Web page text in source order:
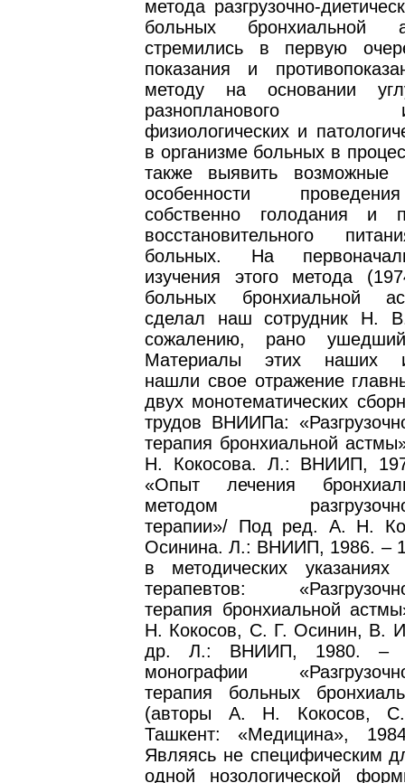
метода разгрузочно-
больных бронхиальной
стремились в первую
показания и
методу на основании
разнопланового
физиологических и
в организме больных в
также выявить возможные
особенности
собственно голодания и
восстановительного
больных. На
изучения этого метода
больных бронхиальной
сделал наш сотрудник Н.
сожалению, рано
Материалы этих наших
нашли свое отражение
двух монотематических
трудов ВНИИПа:
терапия бронхиальной
Н. Кокосова. Л.: ВНИИП,
«Опыт лечения
методом разгрузочно-
терапии»/ Под ред. А. Н.
Осинина. Л.: ВНИИП, 1986. –
в методических
терапевтов:
терапия бронхиальной
Н. Кокосов, С. Г. Осинин, В.
др. Л.: ВНИИП, 1980.
монографии
терапия больных
(авторы А. Н. Кокосов,
Ташкент: «Медицина»,
Являясь не специфическим
одной нозологической